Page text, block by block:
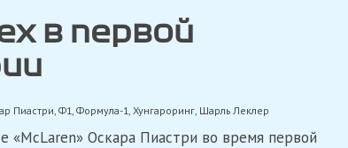
в первой
Пиастри, Ф1, Формула-1, Хунгароринг, Шарль Леклер
«McLaren» Оскара Пиастри во время первой